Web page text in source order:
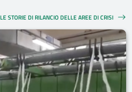
LE STORIE DI RILANCIO DELLE AREE DI CRISI